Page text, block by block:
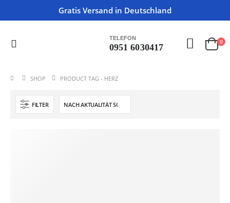
Gratis Versand in Deutschland
TELEFON
0951 6030417
0
SHOP PRODUCT TAG - HERZ
FILTER